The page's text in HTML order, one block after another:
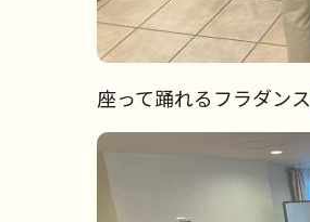
座って踊れるフラダンス